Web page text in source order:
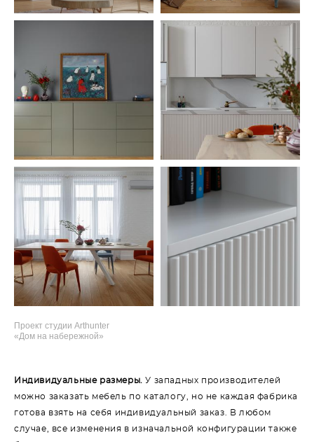
Проект студии Arthunter
«Дом на набережной»
Индивидуальные размеры. У западных производителей
можно заказать мебель по каталогу, но не каждая фабрика
готова взять на себя индивидуальный заказ. В любом
случае, все изменения в изначальной конфигурации также